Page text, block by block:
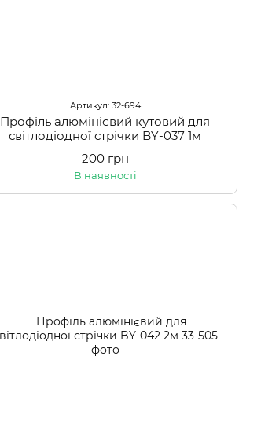
Артикул: 32-694
Профіль алюмінієвий кутовий для
світлодіодної стрічки BY-037 1м
200 грн
В наявності